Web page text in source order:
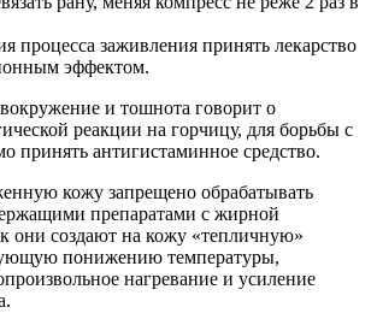
процесса заживления принять лекарство
эффектом.
и тошнота говорит о
реакции на горчицу, для борьбы с
принять антигистаминное средство.
кожу запрещено обрабатывать
препаратами с жирной
они создают на кожу «тепличную»
понижению температуры,
нагревание и усиление